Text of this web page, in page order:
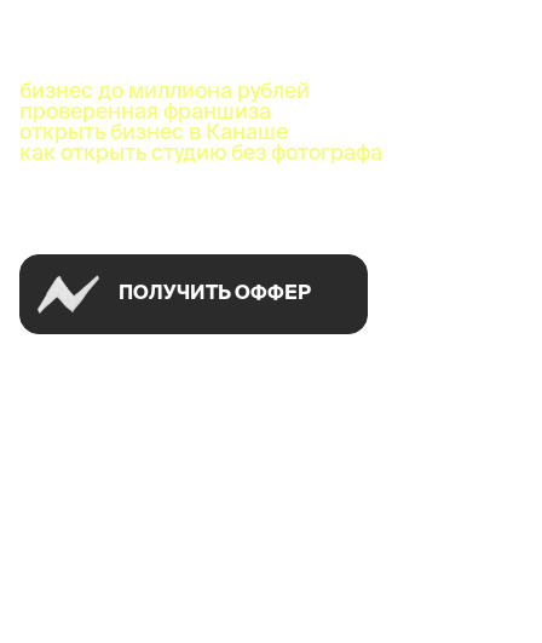
бизнес до миллиона рублей
проверенная франшиза
открыть бизнес в Канаше
как открыть студию без фотографа
ПОЛУЧИТЬ ОФФЕР